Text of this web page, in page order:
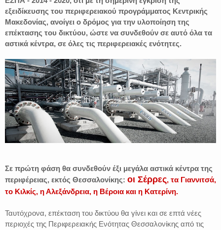
εξειδίκευσης του περιφερειακού προγράμματος Κεντρικής
Μακεδονίας, ανοίγει ο δρόμος για την υλοποίηση της
επέκτασης του δικτύου, ώστε να συνδεθούν σε αυτό όλα τα
αστικά κέντρα, σε όλες τις περιφερειακές ενότητες.
Σε πρώτη φάση θα συνδεθούν έξι μεγάλα αστικά κέντρα της
περιφέρειας, εκτός Θεσσαλονίκης: οι Σέρρες, τα Γιαννιτσά,
το Κιλκίς, η Αλεξάνδρεια, η Βέροια και η Κατερίνη.
Ταυτόχρονα, επέκταση του δικτύου θα γίνει και σε επτά νέες
περιοχές της Περιφερειακής Ενότητας Θεσσαλονίκης από τις